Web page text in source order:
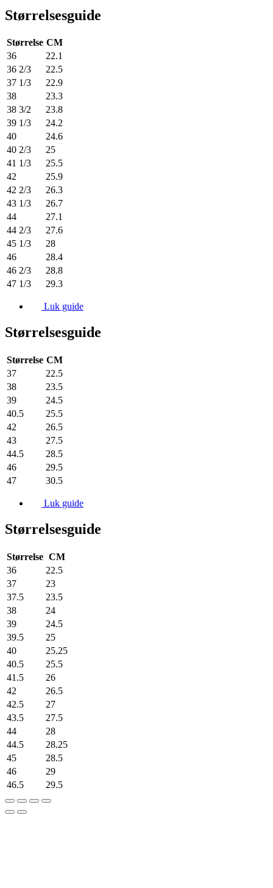
Størrelsesguide
Størrelse CM
36
22.1
36 2/3
22.5
37 1/3
22.9
38
23.3
38 3/2
23.8
39 1/3
24.2
40
24.6
40 2/3
25
41 1/3
25.5
42
25.9
42 2/3
26.3
43 1/3
26.7
44
27.1
44 2/3
27.6
45 1/3
28
46
28.4
46 2/3
28.8
47 1/3
29.3
Luk guide
Størrelsesguide
Størrelse CM
37
22.5
38
23.5
39
24.5
40.5
25.5
42
26.5
43
27.5
44.5
28.5
46
29.5
47
30.5
Luk guide
Størrelsesguide
Størrelse CM
36
22.5
37
23
37.5
23.5
38
24
39
24.5
39.5
25
40
25.25
40.5
25.5
41.5
26
42
26.5
42.5
27
43.5
27.5
44
28
44.5
28.25
45
28.5
46
29
46.5
29.5